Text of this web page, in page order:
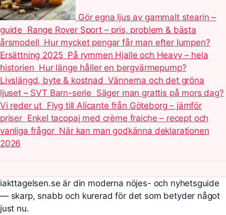
Gör egna ljus av gammalt stearin –
guide Range Rover Sport – pris, problem & bästa
årsmodell Hur mycket pengar får man efter lumpen?
Ersättning 2025 På rymmen Hjalle och Heavy – hela
historien Hur länge håller en bergvärmepump?
Livslängd, byte & kostnad Vännerna och det gröna
ljuset – SVT Barn-serie Säger man grattis på mors dag?
Vi reder ut Flyg till Alicante från Göteborg – jämför
priser Enkel tacopaj med crème fraiche – recept och
vanliga frågor När kan man godkänna deklarationen
2026
iakttagelsen.se är din moderna nöjes- och nyhetsguide
— skarp, snabb och kurerad för det som betyder något
just nu.